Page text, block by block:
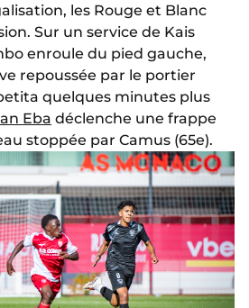
les Rouge et Blanc
Sur un service de Kais
enroule du pied gauche,
repoussée par le portier
quelques minutes plus
Eba déclenche une frappe
stoppée par Camus (65e).